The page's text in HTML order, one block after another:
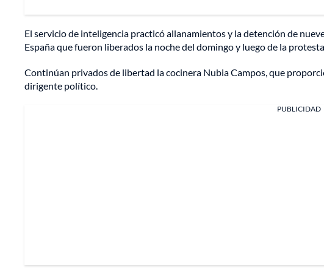
El servicio de inteligencia practicó allanamientos y la detención de
España que fueron liberados la noche del domingo y luego de la
Continúan privados de libertad la cocinera Nubia Campos, que
dirigente político.
PUBLICIDAD